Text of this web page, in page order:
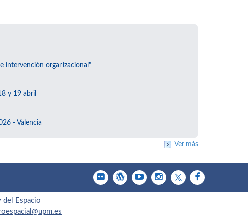
intervención organizacional"
y 19 abril
- Valencia
Ver más
del Espacio